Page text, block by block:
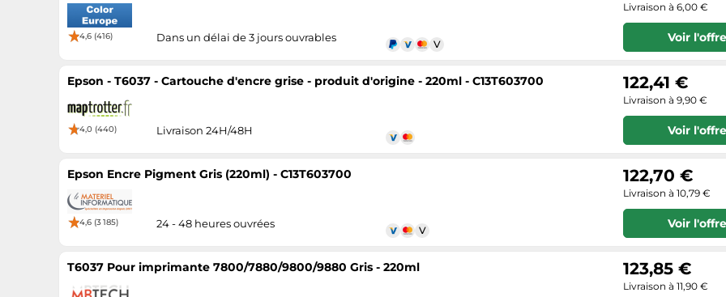
4,6 (416) Dans un délai de 3 jours ouvrables
Livraison à 6,00 €
Voir l'offre
Epson - T6037 - Cartouche d'encre grise - produit d'origine - 220ml - C13T603700
4,0 (440) Livraison 24H/48H
122,41 €
Livraison à 9,90 €
Voir l'offre
Epson Encre Pigment Gris (220ml) - C13T603700
4,6 (3 185) 24 - 48 heures ouvrées
122,70 €
Livraison à 10,79 €
Voir l'offre
T6037 Pour imprimante 7800/7880/9800/9880 Gris - 220ml 123,85 €
Livraison à 11,90 €